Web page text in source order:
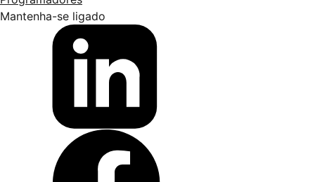
Mantenha-se ligado